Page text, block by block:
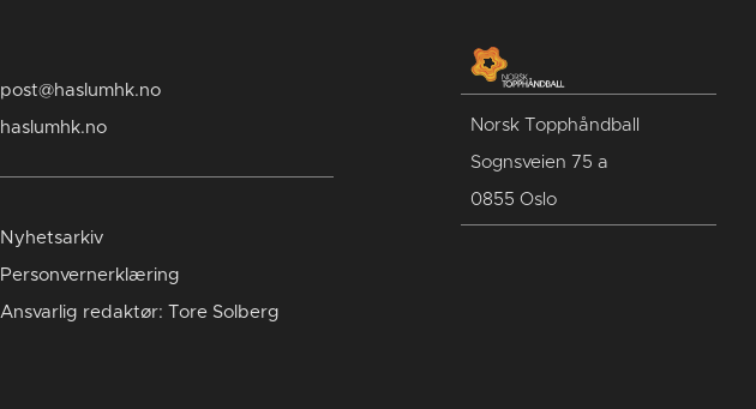
post@haslumhk.no
haslumhk.no
Nyhetsarkiv
Personvernerklæring
Ansvarlig redaktør: Tore Solberg
Norsk Topphåndball
Sognsveien 75 a
0855 Oslo